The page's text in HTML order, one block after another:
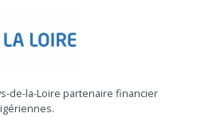
de-la-Loire partenaire financier